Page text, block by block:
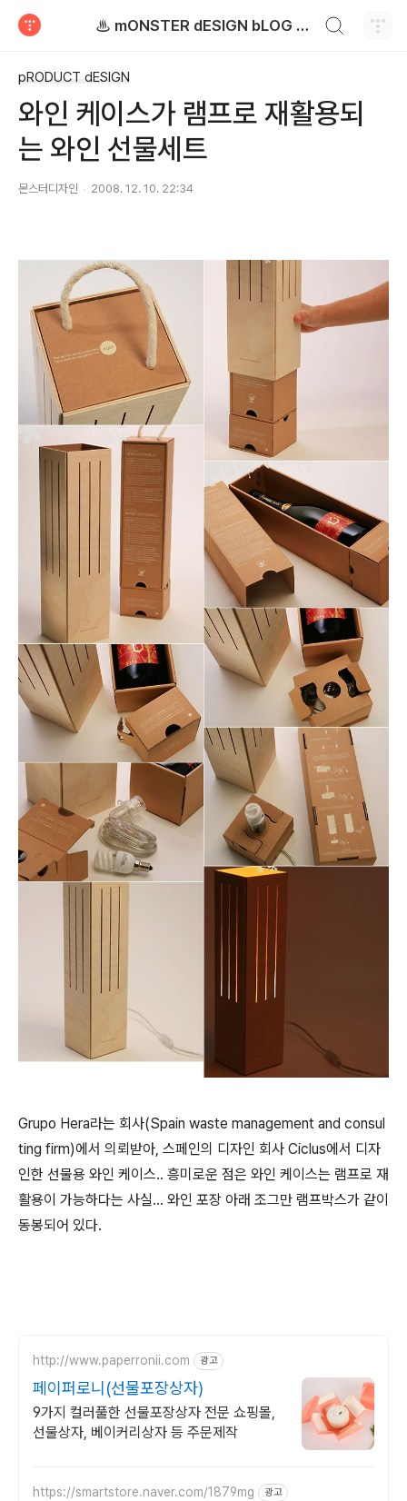
♨ mONSTER dESIGN bLOG - 몬스터디자인 블로그
pRODUCT dESIGN
와인 케이스가 램프로 재활용되
는 와인 선물세트
몬스터디자인 2008. 12. 10. 22:34
Grupo Hera라는 회사(Spain waste management and consul
ting firm)에서 의뢰받아, 스페인의 디자인 회사 Ciclus에서 디자
인한 선물용 와인 케이스.. 흥미로운 점은 와인 케이스는 램프로 재
활용이 가능하다는 사실... 와인 포장 아래 조그만 램프박스가 같이
동봉되어 있다.
http://www.paperronii.com 광고
페이퍼로니(선물포장상자)
9가지 컬러풀한 선물포장상자 전문 쇼핑몰,
선물상자, 베이커리상자 등 주문제작
https://smartstore.naver.com/1879mg 광고